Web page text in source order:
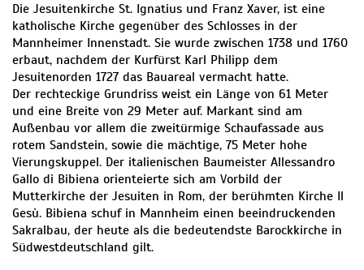
Die Jesuitenkirche St. Ignatius und Franz Xaver, ist eine
katholische Kirche gegenüber des Schlosses in der
Mannheimer Innenstadt. Sie wurde zwischen 1738 und 1760
erbaut, nachdem der Kurfürst Karl Philipp dem
Jesuitenorden 1727 das Bauareal vermacht hatte.
Der rechteckige Grundriss weist ein Länge von 61 Meter
und eine Breite von 29 Meter auf. Markant sind am
Außenbau vor allem die zweitürmige Schaufassade aus
rotem Sandstein, sowie die mächtige, 75 Meter hohe
Vierungskuppel. Der italienischen Baumeister Allessandro
Gallo di Bibiena orienteierte sich am Vorbild der
Mutterkirche der Jesuiten in Rom, der berühmten Kirche Il
Gesù. Bibiena schuf in Mannheim einen beeindruckenden
Sakralbau, der heute als die bedeutendste Barockkirche in
Südwestdeutschland gilt.